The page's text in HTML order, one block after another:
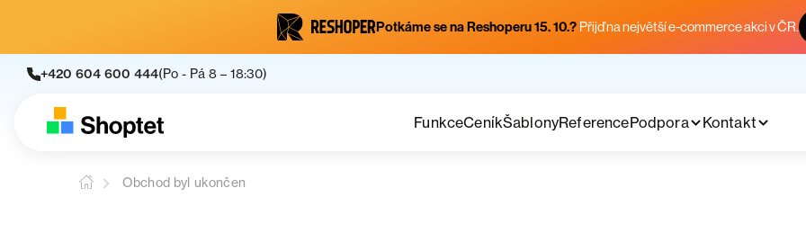
Potkáme se na Reshoperu 15. 10.? Přijď na největší e-commerce akci v ČR.
+420 604 600 444(Po - Pá 8 – 18:30)
FunkceCeníkŠablonyReferencePodpora Kontakt
Obchod byl ukončen